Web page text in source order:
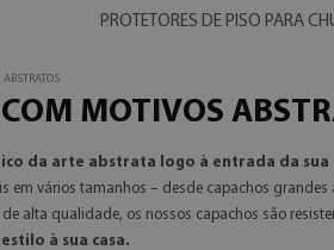
PROTETORES DE PISO PARA
ABSTRATOS
MOTIVOS
da arte abstrata logo à entrada da sua
em vários tamanhos – desde capachos
alta qualidade, os nossos capachos são
à sua casa.